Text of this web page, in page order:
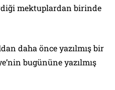
mektuplardan birinde
daha önce yazılmış bir
bugününe yazılmış